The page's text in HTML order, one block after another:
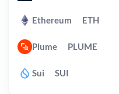
Ethereum ETH
Plume PLUME
Sui SUI